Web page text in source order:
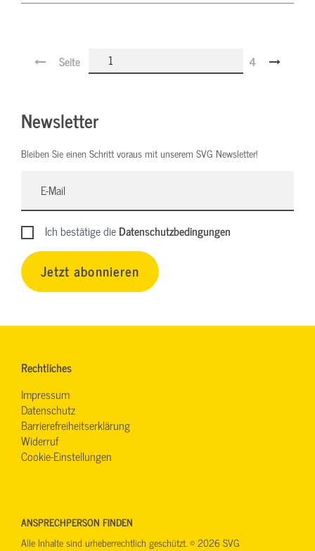
Seite 4
Newsletter
Bleiben Sie einen Schritt voraus mit unserem SVG Newsletter!
Ich bestätige dieDatenschutzbedingungen
Jetzt abonnieren
Rechtliches
Impressum
Datenschutz
Barrierefreiheitserklärung
Widerruf
Cookie-Einstellungen
ANSPRECHPERSON FINDEN
Alle Inhalte sind urheberrechtlich geschützt. © 2026 SVG